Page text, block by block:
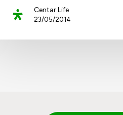
Centar Life
23/05/2014